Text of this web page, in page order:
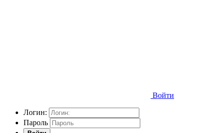
Войти
Логин:
Пароль